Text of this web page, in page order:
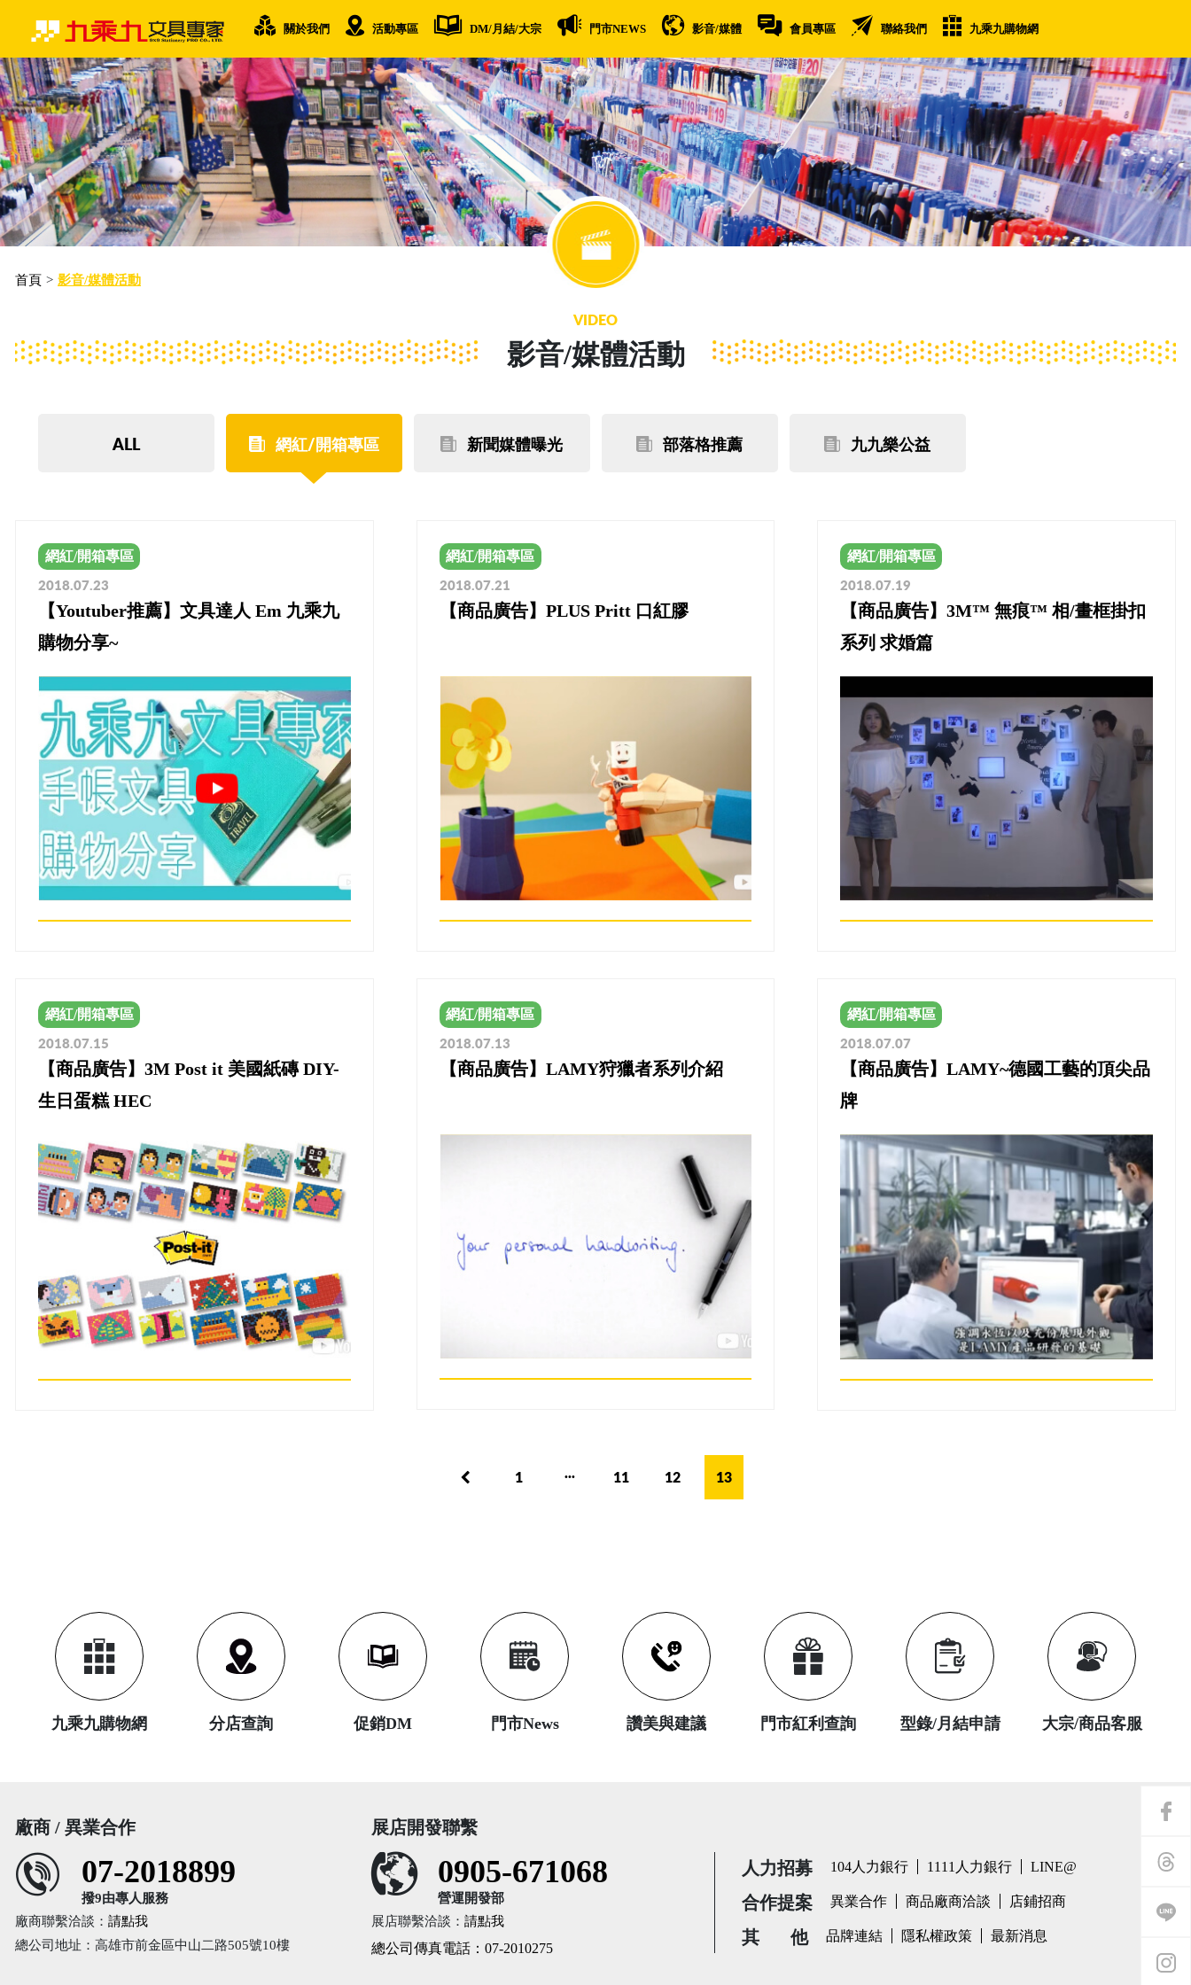
關於我們 活動專區 DM/月結/大宗 門市NEWS 影音/媒體 會員專區 聯絡我們 九乘九購物網
首頁 > 影音/媒體活動
VIDEO
影音/媒體活動
ALL 網紅/開箱專區 新聞媒體曝光 部落格推薦 九九樂公益
網紅/開箱專區
2018.07.23
【Youtuber推薦】文具達人 Em 九乘九
購物分享~
網紅/開箱專區
2018.07.21
【商品廣告】PLUS Pritt 口紅膠
網紅/開箱專區
2018.07.19
【商品廣告】3M™ 無痕™ 相/畫框掛扣
系列 求婚篇
網紅/開箱專區
2018.07.15
【商品廣告】3M Post it 美國紙磚 DIY-
生日蛋糕 HEC
網紅/開箱專區
2018.07.13
【商品廣告】LAMY狩獵者系列介紹
網紅/開箱專區
2018.07.07
【商品廣告】LAMY~德國工藝的頂尖品
牌
1 ... 11 12 13
九乘九購物網 分店查詢 促銷DM 門市News 讚美與建議 門市紅利查詢 型錄/月結申請 大宗/商品客服
廠商 / 異業合作
07-2018899
撥9由專人服務
廠商聯繫洽談： 請點我
總公司地址：高雄市前金區中山二路505號10樓
展店開發聯繫
0905-671068
營運開發部
展店聯繫洽談： 請點我
總公司傳真電話：07-2010275
人力招募 104人力銀行 1111人力銀行 LINE@
合作提案 異業合作 商品廠商洽談 店鋪招商
其 他 品牌連結 隱私權政策 最新消息